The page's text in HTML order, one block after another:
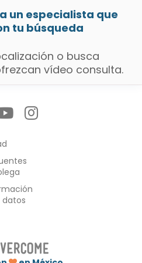
un especialista que
tu búsqueda
o busca
vídeo consulta.